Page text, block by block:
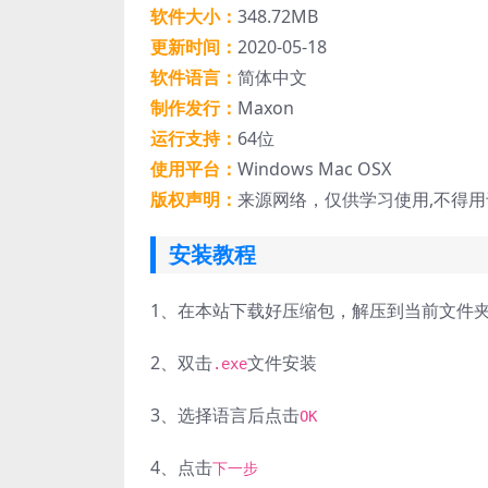
软件大小： 348.72MB
更新时间： 2020-05-18
软件语言： 简体中文
制作发行： Maxon
运行支持： 64位
使用平台： Windows Mac OSX
版权声明： 来源网络，仅供学习使用,不得用
安装教程
1、 在本站下载好压缩包，解压到当前文件
2、 双击.exe文件安装
3、 选择语言后点击OK
4、 点击下一步